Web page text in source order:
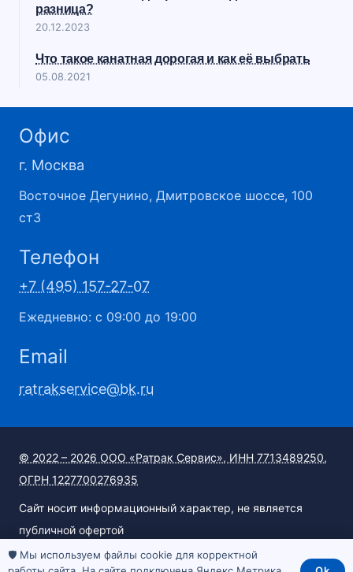
разница?
20.12.2023
Что такое канатная дорогая и как её выбрать
05.08.2021
Офис
г. Москва
​Восточное Дегунино, Дмитровское шоссе, 100
ст3
Телефон
+7 (495) 157-27-07
Ежедневно: с 09:00 до 19:00
Email
ratrakservice@bk.ru
© 2022 – 2026 ООО «Ратрак Сервис», ИНН 7713489250,
ОГРН 1227700276935
Сайт носит информационный характер, не является
публичной офертой
Политика конфиденциальности
🛡️ Мы используем файлы cookie для корректной